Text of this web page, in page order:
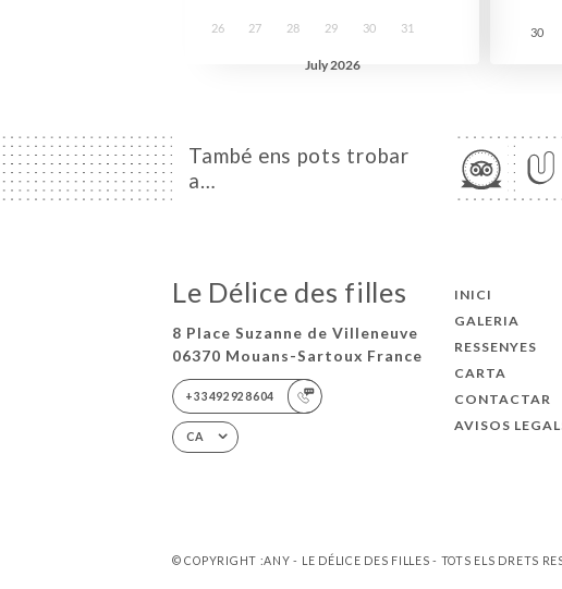
També ens pots trobar
a…
Le Délice des filles
8 Place Suzanne de Villeneuve
06370 Mouans-Sartoux France
+33492928604
CA
INICI
GALERIA
RESSENYES
CARTA
CONTACTAR
AVISOS
© COPYRIGHT :ANY - LE DÉLICE DES FILLES - TOTS ELS DRETS